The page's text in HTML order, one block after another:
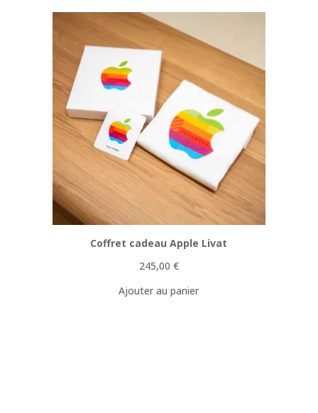
Coffret cadeau Apple Livat
245,00 €
Ajouter au panier